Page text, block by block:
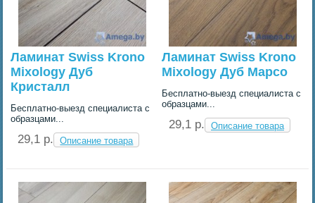
Ламинат Swiss Krono
Mixology Дуб
Кристалл
Бесплатно-выезд специалиста с
образцами...
29,1 p. Описание товара
Ламинат Swiss Krono
Mixology Дуб Марсо
Бесплатно-выезд специалиста с
образцами...
29,1 p. Описание товара